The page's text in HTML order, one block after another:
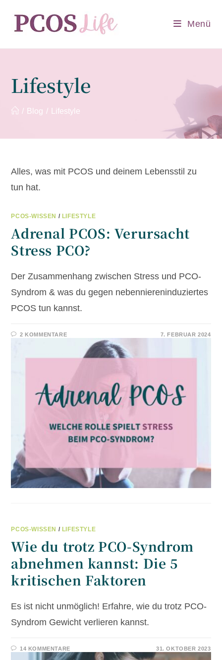
Inhalt
springen
Menü
Lifestyle
/ Blog / Lifestyle
Alles, was mit PCOS und deinem Lebensstil zu
tun hat.
PCOS-WISSEN / LIFESTYLE
Adrenal PCOS: Verursacht
Stress PCO?
Der Zusammenhang zwischen Stress und PCO-
Syndrom & was du gegen nebenniereninduziertes
PCOS tun kannst.
2 KOMMENTARE 7. FEBRUAR 2024
PCOS-WISSEN / LIFESTYLE
Wie du trotz PCO-Syndrom
abnehmen kannst: Die 5
kritischen Faktoren
Es ist nicht unmöglich! Erfahre, wie du trotz PCO-
Syndrom Gewicht verlieren kannst.
14 KOMMENTARE 31. OKTOBER 2023